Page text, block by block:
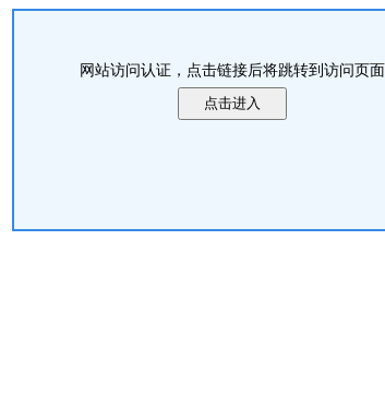
网站访问认证，点击链接后将跳转到访问页面